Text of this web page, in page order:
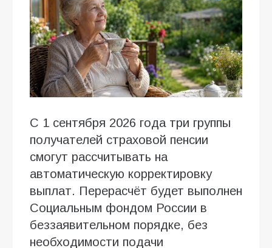
С 1 сентября 2026 года три группы
получателей страховой пенсии
смогут рассчитывать на
автоматическую корректировку
выплат. Перерасчёт будет выполнен
Социальным фондом России в
беззаявительном порядке, без
необходимости подачи